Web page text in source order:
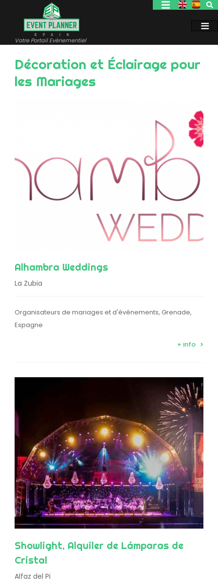
contenu
Votre Portail Evénementiel
Décoration et Éclairage pour
les Mariages
Alhambra Weddings
La Zubia
Organisateurs de mariages et d'événements, Grenade,
Espagne
+ info
Showlight, Alquiler de Lámparas de
Cristal
Alfaz del Pi